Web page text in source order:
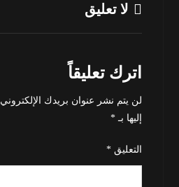
لا تعليق
اترك تعليقاً
لن يتم نشر عنوان بريدك الإلكتروني.
إليها بـ*
التعليق*